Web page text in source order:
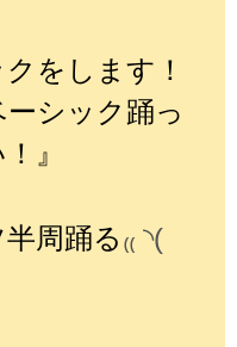
クをします！
シック踊っ
』
半周踊る₍₍ ◝(